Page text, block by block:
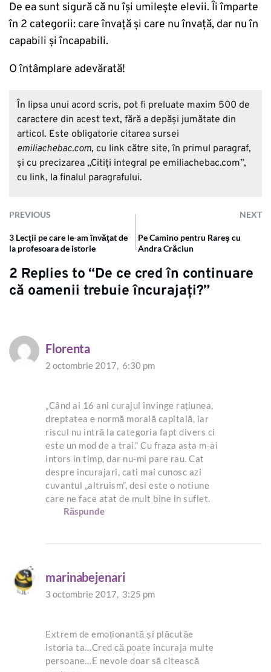
De ea sunt sigură că nu îşi umileşte elevii. Îi împarte
în 2 categorii: care învaţă şi care nu învaţă, dar nu în
capabili şi încapabili.
O întâmplare adevărată!
În lipsa unui acord scris, pot fi preluate maxim 500 de
caractere din acest text, fără a depăşi jumătate din
articol. Este obligatorie citarea sursei
emiliachebac.com, cu link către site, în primul paragraf,
și cu precizarea „Citiţi integral pe emiliachebac.com”,
cu link, la finalul paragrafului.
PREVIOUS NEXT
3 Lecţii pe care le-am învăţat de
la profesoara de istorie
Pe Camino pentru Rareş cu
Andra Crăciun
2 Replies to “De ce cred în continuare
că oamenii trebuie încurajaţi?”
Florenta
2 octombrie 2017, 6:30 pm
„Când ai 16 ani curajul învinge rațiunea,
dreptatea e normă morală capitală, iar
riscul nu intră la categoria fapt divers ci
este un mod de a trai.” Cu fraza asta m-ai
intors in timp, dar nu-mi pare rau. Cat
despre incurajari, cati mai cunosc azi
cuvantul „altruism”, desi este o notiune
care ne face atat de mult bine in suflet.
Răspunde
marinabejenari
3 octombrie 2017, 3:25 pm
Extrem de emoționantă și plăcutăe
istoria ta…Cred că poate încuraja multe
persoane…E nevoie doar să citească